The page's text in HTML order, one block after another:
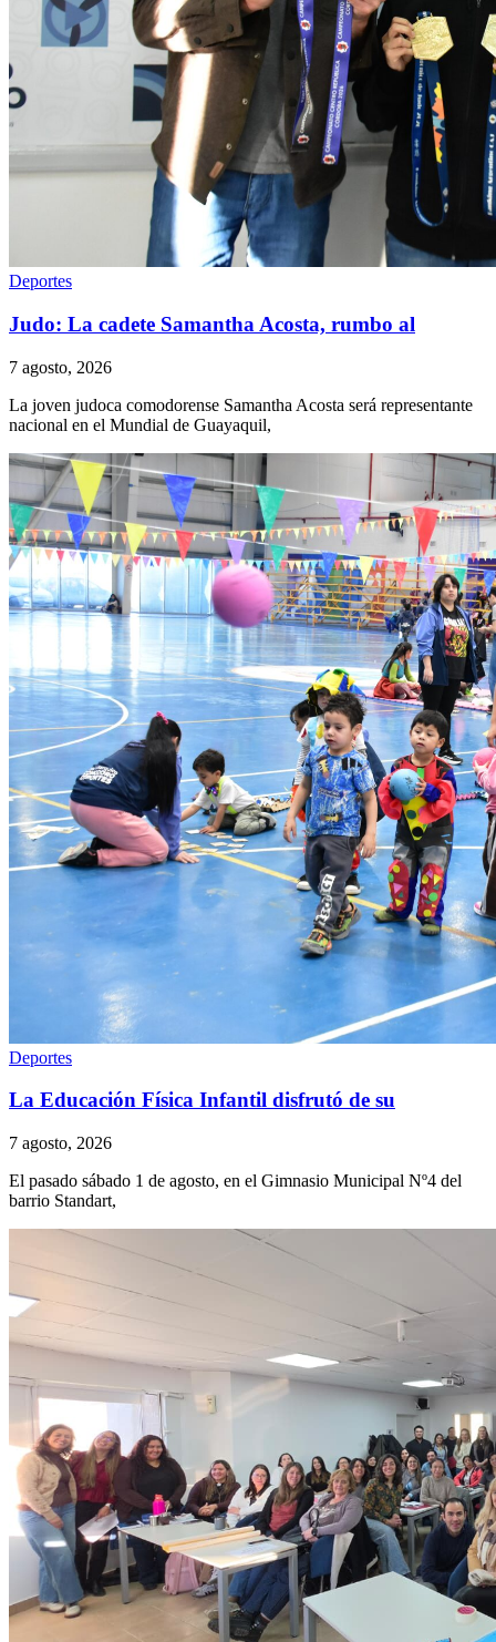
Deportes
Judo: La cadete Samantha Acosta, rumbo al
7 agosto, 2026
La joven judoca comodorense Samantha Acosta será representante
nacional en el Mundial de Guayaquil,
Deportes
La Educación Física Infantil disfrutó de su
7 agosto, 2026
El pasado sábado 1 de agosto, en el Gimnasio Municipal Nº4 del
barrio Standart,